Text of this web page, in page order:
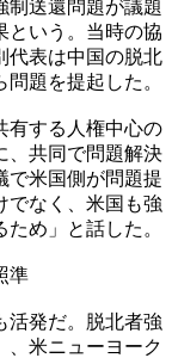
制送還問題が議題
という。当時の協
代表は中国の脱北
題を提起した。
有する人権中心の
、共同で問題解決
で米国側が問題提
でなく、米国も強
め」と話した。
準
活発だ。脱北者強
、米ニューヨーク